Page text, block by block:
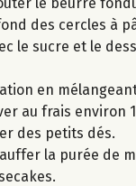
des cercles à
le sucre et le
en
au frais environ
des petits dés.
la purée de